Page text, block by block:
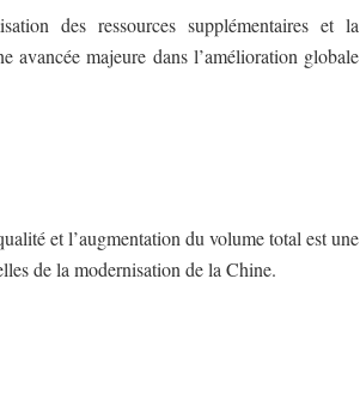
des ressources supplémentaires et la
avancée majeure dans l’amélioration globale
et l’augmentation du volume total est une
de la modernisation de la Chine.